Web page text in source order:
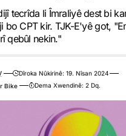
tecrîda li Îmraliyê dest bi
bo CPT kir. TJK-E'yê got,
qebûl nekin."
Dîroka Nûkirinê: 19. Nîsan 2024
Dema Xwendinê: 2 Dq.